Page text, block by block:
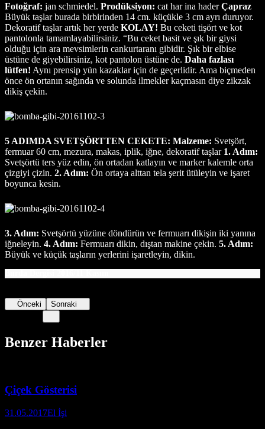
Fotoğraf: jan schmiedel. Prodüksiyon: cat har ina haderÇapraz
Büyük taşlar burada birbirinden 14 cm. küçükle 3 cm ayrı duruyor.
Dekoratif taşlar artık her yerde KOLAY! Bu ceketi tişört ve kot
pantolonla tamamlayabilirsiniz. “Bu ceket basit ve şık bir giysi
olduğu için ara mevsimlerin cankurtaranı gibidir. Şık bir elbise
üstüne de giyebilirsiniz, kot pantolon üstüne de. Daha fazlası
lütfen! Aynı prensip yün kazaklar için de geçerlidir. Ama biçmeden
önce ön ortanın sağında ve solunda ilmekler kaçmasın diye zikzak
dikiş çekin.
5 ADIMDA SVETŞÖRTTEN CEKETE: Malzeme: Svetşört,
fermuar 60 cm, mezura, makas, iplik, iğne, dekoratif taşlar 1. Adım:
Svetşörtü ters yüz edin, ön ortadan katlayın ve marker kalemle orta
çizgiyi çizin. 2. Adım: Ön ortaya alttan tela şerit ütüleyin ve işaret
boyunca kesin.
3. Adım: Svetşörtü yüzüne döndürün ve fermuarı dikişin iki yanına
iğneleyin. 4. Adım: Fermuarı dikin, dıştan makine çekin. 5. Adım:
Büyük ve küçük taşların yerlerini işaretleyin, dikin.
Önceki Sonraki
Benzer Haberler
Çiçek Gösterisi
31.05.2017El İşi